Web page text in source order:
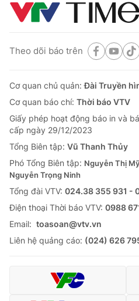
Theo dõi báo trên
Cơ quan chủ quản:Đài Truyền
Cơ quan báo chí: Thời báo VTV
Giấy phép hoạt động báo in và
cấp ngày 29/12/2023
Tổng Biên tập: Vũ Thanh Thủy
Phó Tổng Biên tập: Nguyễn Thị
Nguyễn Trọng Ninh
Tổng đài VTV: 024.38 355 931 -
Ðiện thoại Thời báo VTV: 0988
Email: toasoan@vtv.vn
Liên hệ quảng cáo: (024) 626